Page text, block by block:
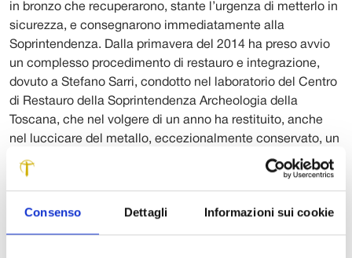
Consenso Dettagli Informazioni sui cookie
in bronzo che recuperarono, stante l’urgenza di metterlo in
sicurezza, e consegnarono immediatamente alla
Soprintendenza. Dalla primavera del 2014 ha preso avvio
un complesso procedimento di restauro e integrazione,
dovuto a Stefano Sarri, condotto nel laboratorio del Centro
di Restauro della Soprintendenza Archeologia della
Toscana, che nel volgere di un anno ha restituito, anche
nel luccicare del metallo, eccezionalmente conservato, un
‘paramento’ del Bronzo Finale.
Si tratta di un capo di abbigliamento femminile – queste
almeno l’ipotesi più accreditata – conosciuto sino a questo